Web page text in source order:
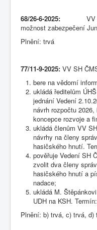
68/26-6-2025: VV SH
možnost zabezpečení
Plnění: trvá
77/11-9-2025: VV SH
bere na vědomí
ukládá ředitelům
jednání Vedení
návrh rozpočtu
koncepce rozvoje a
ukládá členům VV
návrhy na členy
hasičského hnutí.
pověřuje Vedení SH
zvolit dva členy
hasičského hnutí a
nadace;
ukládá M.
UDH na KSH.
Plnění: b) trvá, c) trvá, d)